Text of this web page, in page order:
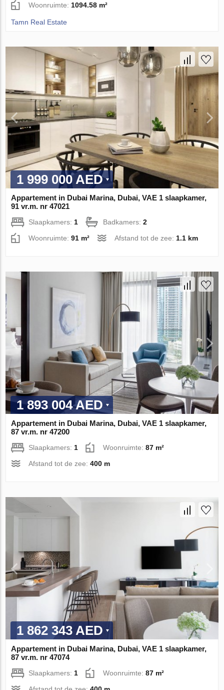
Woonruimte: 1094.58 m²
Tamn Real Estate
1 999 000 AED
Appartement in Dubai Marina, Dubai, VAE 1 slaapkamer,
91 vr.m. nr 47021
Slaapkamers:1 Badkamers:2
Woonruimte:91 m² Afstand tot de zee:1.1 km
1 893 004 AED
Appartement in Dubai Marina, Dubai, VAE 1 slaapkamer,
87 vr.m. nr 47200
Slaapkamers: 1 Woonruimte:87 m²
Afstand tot de zee:400 m
1 862 343 AED
Appartement in Dubai Marina, Dubai, VAE 1 slaapkamer,
87 vr.m. nr 47074
Slaapkamers: 1 Woonruimte:87 m²